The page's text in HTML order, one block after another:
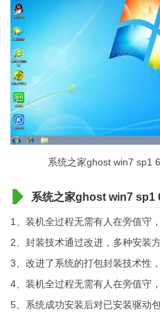
系统之家ghost win7 sp1
系统之家ghost win7 sp1
1、装机全过程无需有人在旁值守
2、封装技术通过改进，多种安装
3、改进了系统的打包封装技术性
4、装机全过程无需有人在旁值守
5、系统成功安装后对已安装驱动